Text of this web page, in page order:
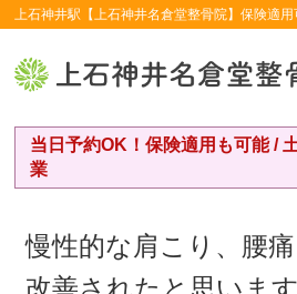
上石神井駅【上石神井名倉堂整骨院】保険適
当日予約OK！保険適用も可能 /
業
慢性的な肩こり、腰